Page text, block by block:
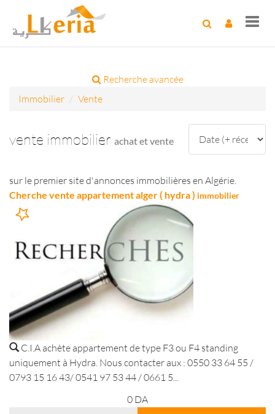
Recherche avancée
Immobilier
Vente
vente immobilier achat et vente
sur le premier site d'annonces immobilières en Algérie.
Cherche vente appartement alger ( hydra ) immobilier
C.I.A achète appartement de type F3 ou F4 standing
uniquement à Hydra. Nous contacter aux : 0550 33 64 55 /
0793 15 16 43/ 0541 97 53 44 / 0661 5...
0 DA